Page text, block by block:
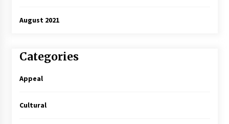
August 2021
Categories
Appeal
Cultural